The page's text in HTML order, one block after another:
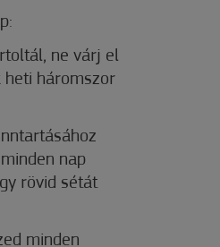
ne várj el
heti háromszor
nap
rövid sétát
minden